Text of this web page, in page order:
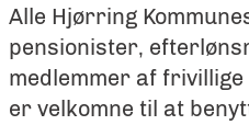
Alle Hjørring
pensionister,
medlemmer af
er velkomne til at